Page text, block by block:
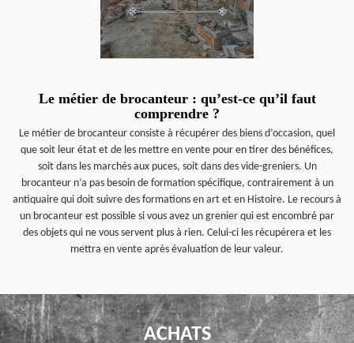
Le métier de brocanteur : qu’est-ce qu’il faut
comprendre ?
Le métier de brocanteur consiste à récupérer des biens d’occasion, quel
que soit leur état et de les mettre en vente pour en tirer des bénéfices,
soit dans les marchés aux puces, soit dans des vide-greniers. Un
brocanteur n’a pas besoin de formation spécifique, contrairement à un
antiquaire qui doit suivre des formations en art et en Histoire. Le recours à
un brocanteur est possible si vous avez un grenier qui est encombré par
des objets qui ne vous servent plus à rien. Celui-ci les récupérera et les
mettra en vente après évaluation de leur valeur.
ACHATS